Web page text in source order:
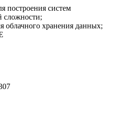
построения систем
сложности;
облачного хранения данных;